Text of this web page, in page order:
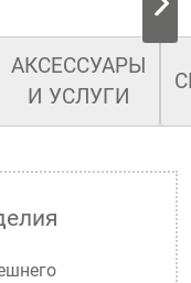
АКСЕССУАРЫ
И УСЛУГИ